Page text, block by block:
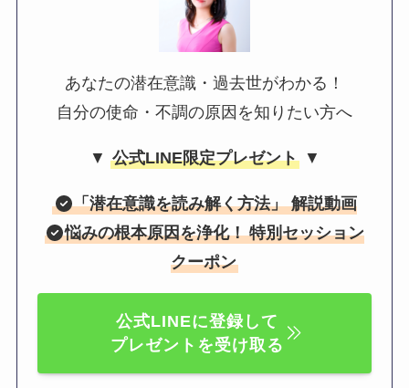
あなたの潜在意識・過去世がわかる！
自分の使命・不調の原因を知りたい方へ
▼ 公式LINE限定プレゼント▼
「潜在意識を読み解く方法」 解説動画
悩みの根本原因を浄化！ 特別セッション
クーポン
公式LINEに登録して
プレゼントを受け取る